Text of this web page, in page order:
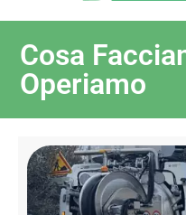
Cosa
Operiamo